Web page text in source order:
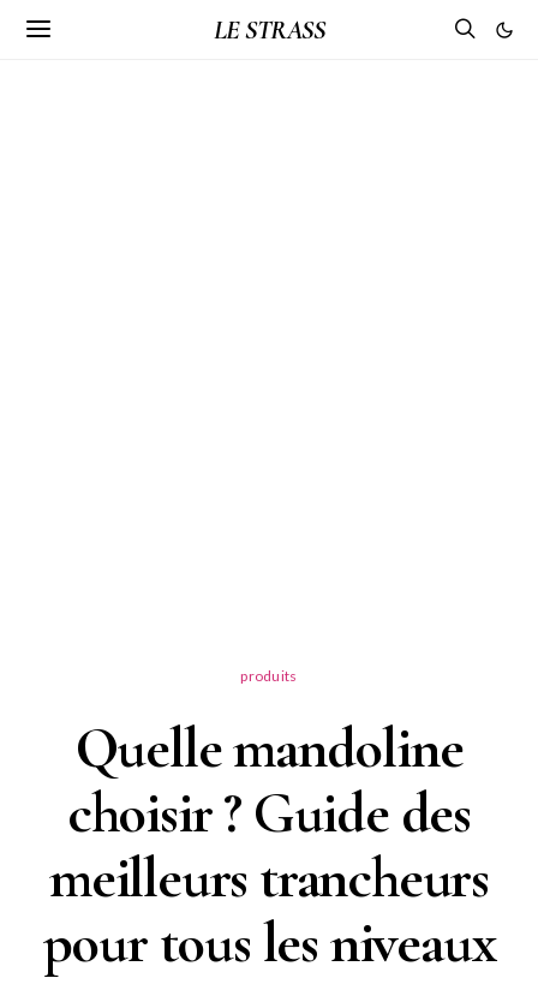
LE STRASS
produits
Quelle mandoline
choisir ? Guide des
meilleurs trancheurs
pour tous les niveaux